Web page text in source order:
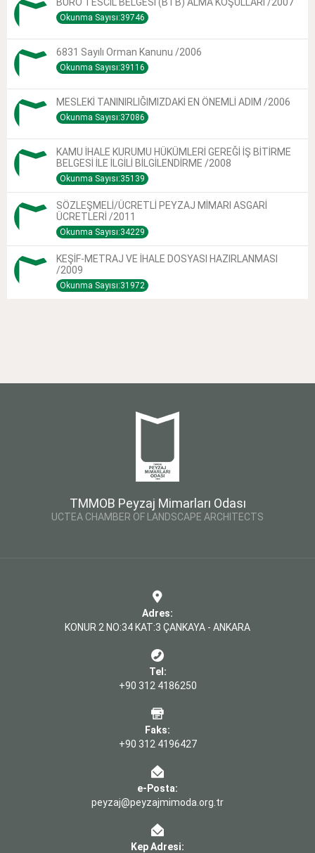
Okunma Sayısı:39746
6831 Sayılı Orman Kanunu /2006
Okunma Sayısı:39116
MESLEKİ TANINIRLIĞIMIZDAKİ EN ÖNEMLİ ADIM /2006
Okunma Sayısı:37086
KAMU İHALE KURUMU HÜKÜMLERİ GEREĞİ İŞ BİTİRME
BELGESİ İLE İLGİLİ BİLGİLENDİRME /2008
Okunma Sayısı:35139
SÖZLEŞMELİ/ÜCRETLİ PEYZAJ MİMARI ASGARİ
ÜCRETLERİ /2011
Okunma Sayısı:34229
KEŞİF-METRAJ VE İHALE DOSYASI HAZIRLANMASI
/2009
Okunma Sayısı:31972
TMMOB Peyzaj Mimarları Odası
UCTEA CHAMBER OF LANDSCAPE ARCHITECTS
Adres:
KONUR 2 NO:34 KAT:3 ÇANKAYA - ANKARA
Tel:
+90 312 4186250
Faks:
+90 312 4196427
e-Posta:
peyzaj@peyzajmimoda.org.tr
Kep Adresi: